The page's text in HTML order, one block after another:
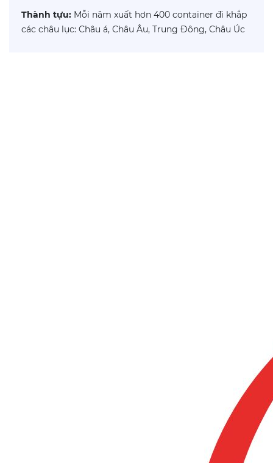
Thành tựu: Mỗi năm xuất hơn 400 container đi khắp
các châu lục: Châu á, Châu Âu, Trung Đông, Châu Úc